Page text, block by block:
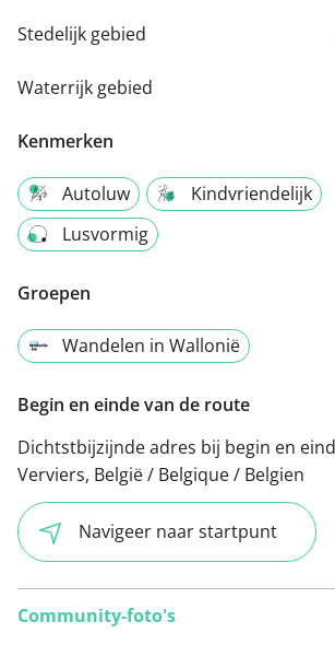
Stedelijk gebied
Waterrijk gebied
Kenmerken
Autoluw
Kindvriendelijk
Lusvormig
Groepen
Wandelen in Wallonië
Begin en einde van de route
Dichtstbijzijnde adres bij begin en
Verviers, België / Belgique / Belgien
Navigeer naar startpunt
Community-foto's